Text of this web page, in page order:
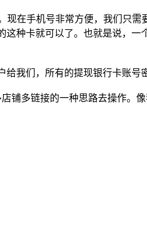
现在手机号非常方便，我们只需
种卡就可以了。也就是说，一
我们，所有的提现银行卡账号
铺多链接的一种思路去操作。